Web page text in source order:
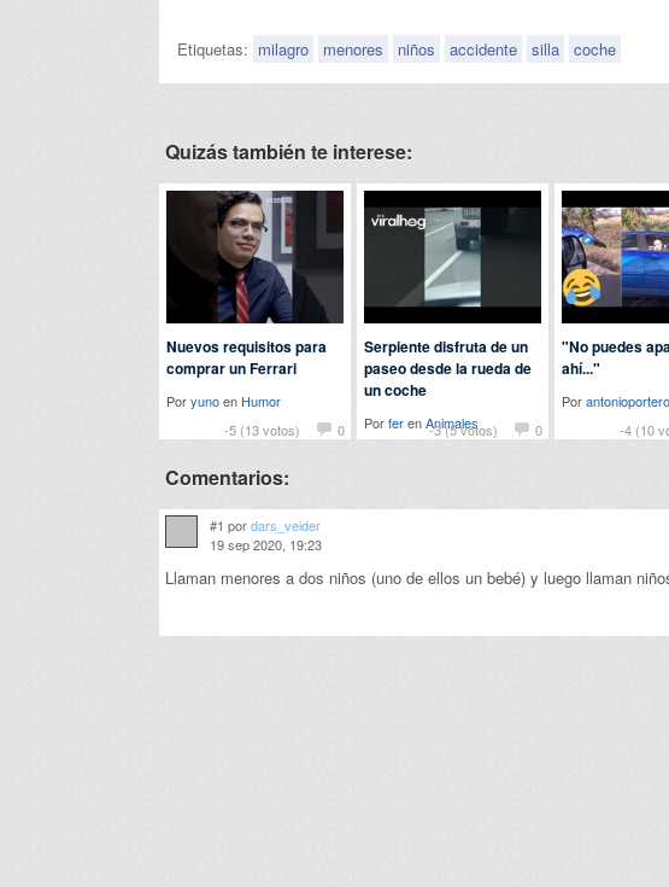
Etiquetas: milagro menores niños accidente silla coche
Quizás también te interese:
-5 (13 votos) 0
Nuevos requisitos para
comprar un Ferrari
Poryunoen Humor
-3 (5 votos)
0
Serpiente disfruta de un
paseo desde la rueda de
un coche
PorferenAnimales -4 (10
"No puedes
ahí..."
Porantonioportero
Comentarios:
#1 pordars_veider
19 sep 2020, 19:23
Llaman menores a dos niños (uno de ellos un bebé) y luego llaman